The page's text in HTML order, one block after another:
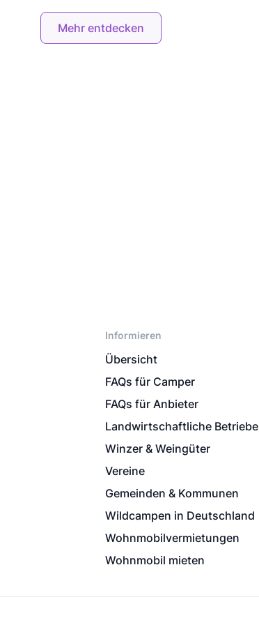
Mehr entdecken
Informieren
Übersicht
FAQs für Camper
FAQs für Anbieter
Landwirtschaftliche Betriebe
Winzer & Weingüter
Vereine
Gemeinden & Kommunen
Wildcampen in Deutschland
Wohnmobilvermietungen
Wohnmobil mieten